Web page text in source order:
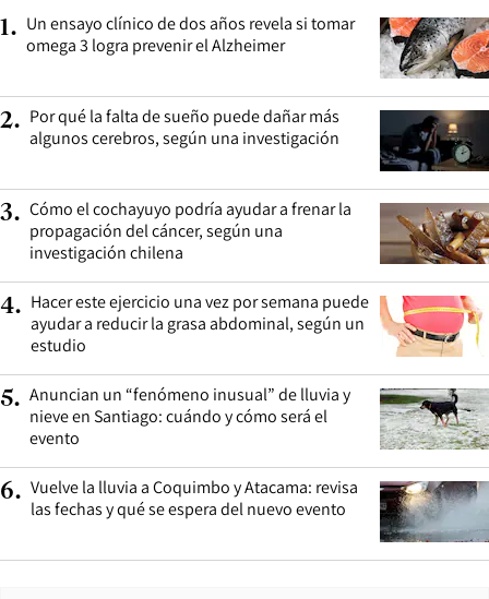
1. Un ensayo clínico de dos años revela si tomar
omega 3 logra prevenir el Alzheimer
2. Por qué la falta de sueño puede dañar más
algunos cerebros, según una investigación
3. Cómo el cochayuyo podría ayudar a frenar la
propagación del cáncer, según una
investigación chilena
4. Hacer este ejercicio una vez por semana puede
ayudar a reducir la grasa abdominal, según un
estudio
5. Anuncian un “fenómeno inusual” de lluvia y
nieve en Santiago: cuándo y cómo será el
evento
6. Vuelve la lluvia a Coquimbo y Atacama: revisa
las fechas y qué se espera del nuevo evento